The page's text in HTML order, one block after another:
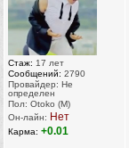
Стаж: 17 лет
Сообщений: 2790
Провайдер: Не
определен
Пол: Otoko (M)
Он-лайн: Нет
Карма: +0.01